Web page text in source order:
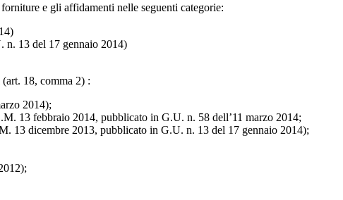
e gli affidamenti nelle seguenti categorie:
n. 13 del 17 gennaio 2014)
18, comma 2) :
2014);
13 febbraio 2014, pubblicato in G.U. n. 58 dell’11 marzo 2014;
13 dicembre 2013, pubblicato in G.U. n. 13 del 17 gennaio 2014);